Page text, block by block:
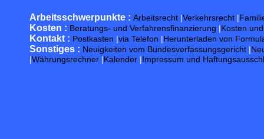
Arbeitsschwerpunkte : Arbeitsrecht |Verkehrsrecht |
Kosten : Beratungs- und Verfahrensfinanzierung |Kosten
Kontakt : Postkasten |via Telefon |Herunterladen von
Sonstiges : Neuigkeiten vom Bundesverfassungsgericht |
|Währungsrechner |Kalender |Impressum und